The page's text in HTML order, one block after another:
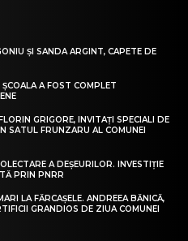
ȘI SANDA ARGINT, CAPETE DE
A FOST COMPLET
GRIGORE, INVITAȚI SPECIALI DE
SATUL FRUNZARU AL COMUNEI
A DEȘEURILOR. INVESTIȚIE
PRIN PNRR
LA FĂRCAȘELE. ANDREEA BĂNICĂ,
GRANDIOS DE ZIUA COMUNEI